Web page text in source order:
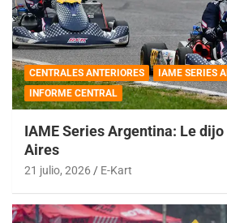
CENTRALES ANTERIORES
IAME SERIES
INFORME CENTRAL
IAME Series Argentina: Le
Aires
21 julio, 2026 E-Kart